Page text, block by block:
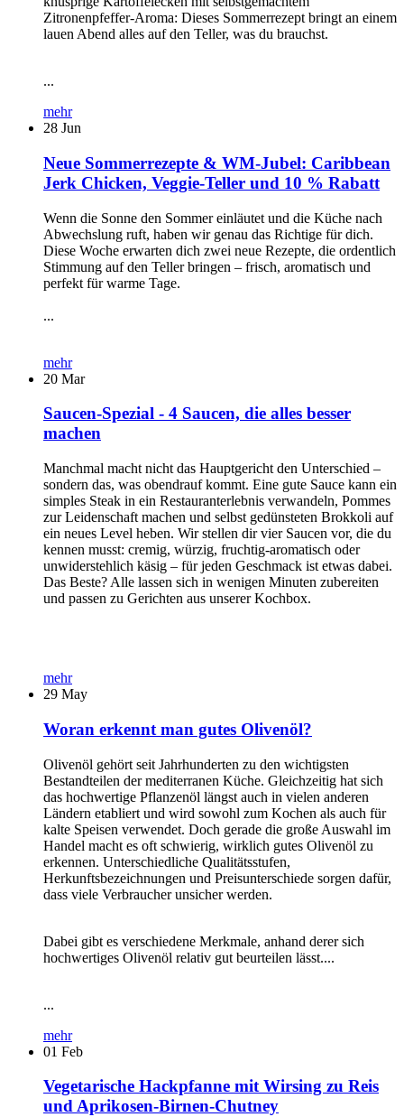
Zitronenpfeffer-Aroma: Dieses Sommerrezept bringt an einem
lauen Abend alles auf den Teller, was du brauchst.
...
mehr
28 Jun
Neue Sommerrezepte & WM-Jubel: Caribbean
Jerk Chicken, Veggie-Teller und 10 % Rabatt
Wenn die Sonne den Sommer einläutet und die Küche nach
Abwechslung ruft, haben wir genau das Richtige für dich.
Diese Woche erwarten dich zwei neue Rezepte, die ordentlich
Stimmung auf den Teller bringen – frisch, aromatisch und
perfekt für warme Tage.
...
mehr
20 Mar
Saucen-Spezial - 4 Saucen, die alles besser
machen
Manchmal macht nicht das Hauptgericht den Unterschied –
sondern das, was obendrauf kommt. Eine gute Sauce kann ein
simples Steak in ein Restauranterlebnis verwandeln, Pommes
zur Leidenschaft machen und selbst gedünsteten Brokkoli auf
ein neues Level heben. Wir stellen dir vier Saucen vor, die du
kennen musst: cremig, würzig, fruchtig-aromatisch oder
unwiderstehlich käsig – für jeden Geschmack ist etwas dabei.
Das Beste? Alle lassen sich in wenigen Minuten zubereiten
und passen zu Gerichten aus unserer Kochbox.
mehr
29 May
Woran erkennt man gutes Olivenöl?
Olivenöl gehört seit Jahrhunderten zu den wichtigsten
Bestandteilen der mediterranen Küche. Gleichzeitig hat sich
das hochwertige Pflanzenöl längst auch in vielen anderen
Ländern etabliert und wird sowohl zum Kochen als auch für
kalte Speisen verwendet. Doch gerade die große Auswahl im
Handel macht es oft schwierig, wirklich gutes Olivenöl zu
erkennen. Unterschiedliche Qualitätsstufen,
Herkunftsbezeichnungen und Preisunterschiede sorgen dafür,
dass viele Verbraucher unsicher werden.
Dabei gibt es verschiedene Merkmale, anhand derer sich
hochwertiges Olivenöl relativ gut beurteilen lässt....
...
mehr
01 Feb
Vegetarische Hackpfanne mit Wirsing zu Reis
und Aprikosen-Birnen-Chutney